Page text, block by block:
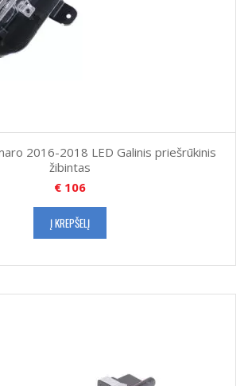
2016-2018 LED Galinis priešrūkinis
žibintas
€ 106
Į KREPŠELĮ